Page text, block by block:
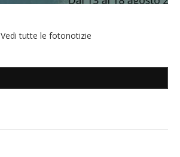
Vedi tutte le fotonotizie